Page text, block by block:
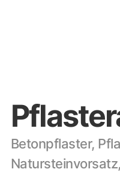
Betonpflaster,